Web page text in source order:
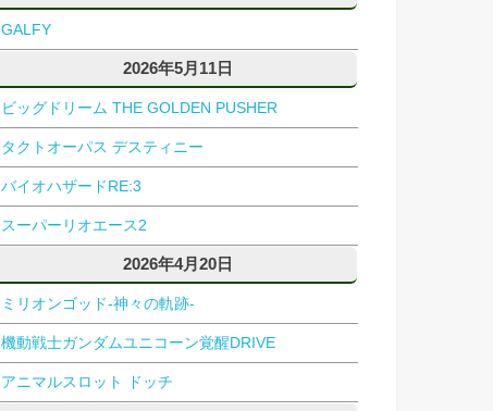
GALFY
2026年5月11日
ビッグドリーム THE GOLDEN PUSHER
タクトオーパス デスティニー
バイオハザードRE:3
スーパーリオエース2
2026年4月20日
ミリオンゴッド-神々の軌跡-
機動戦士ガンダムユニコーン覚醒DRIVE
アニマルスロット ドッチ